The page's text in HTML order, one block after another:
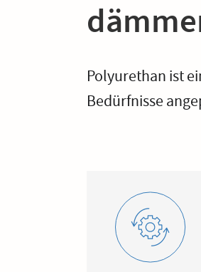
Polyurethan ist
Bedürfnisse